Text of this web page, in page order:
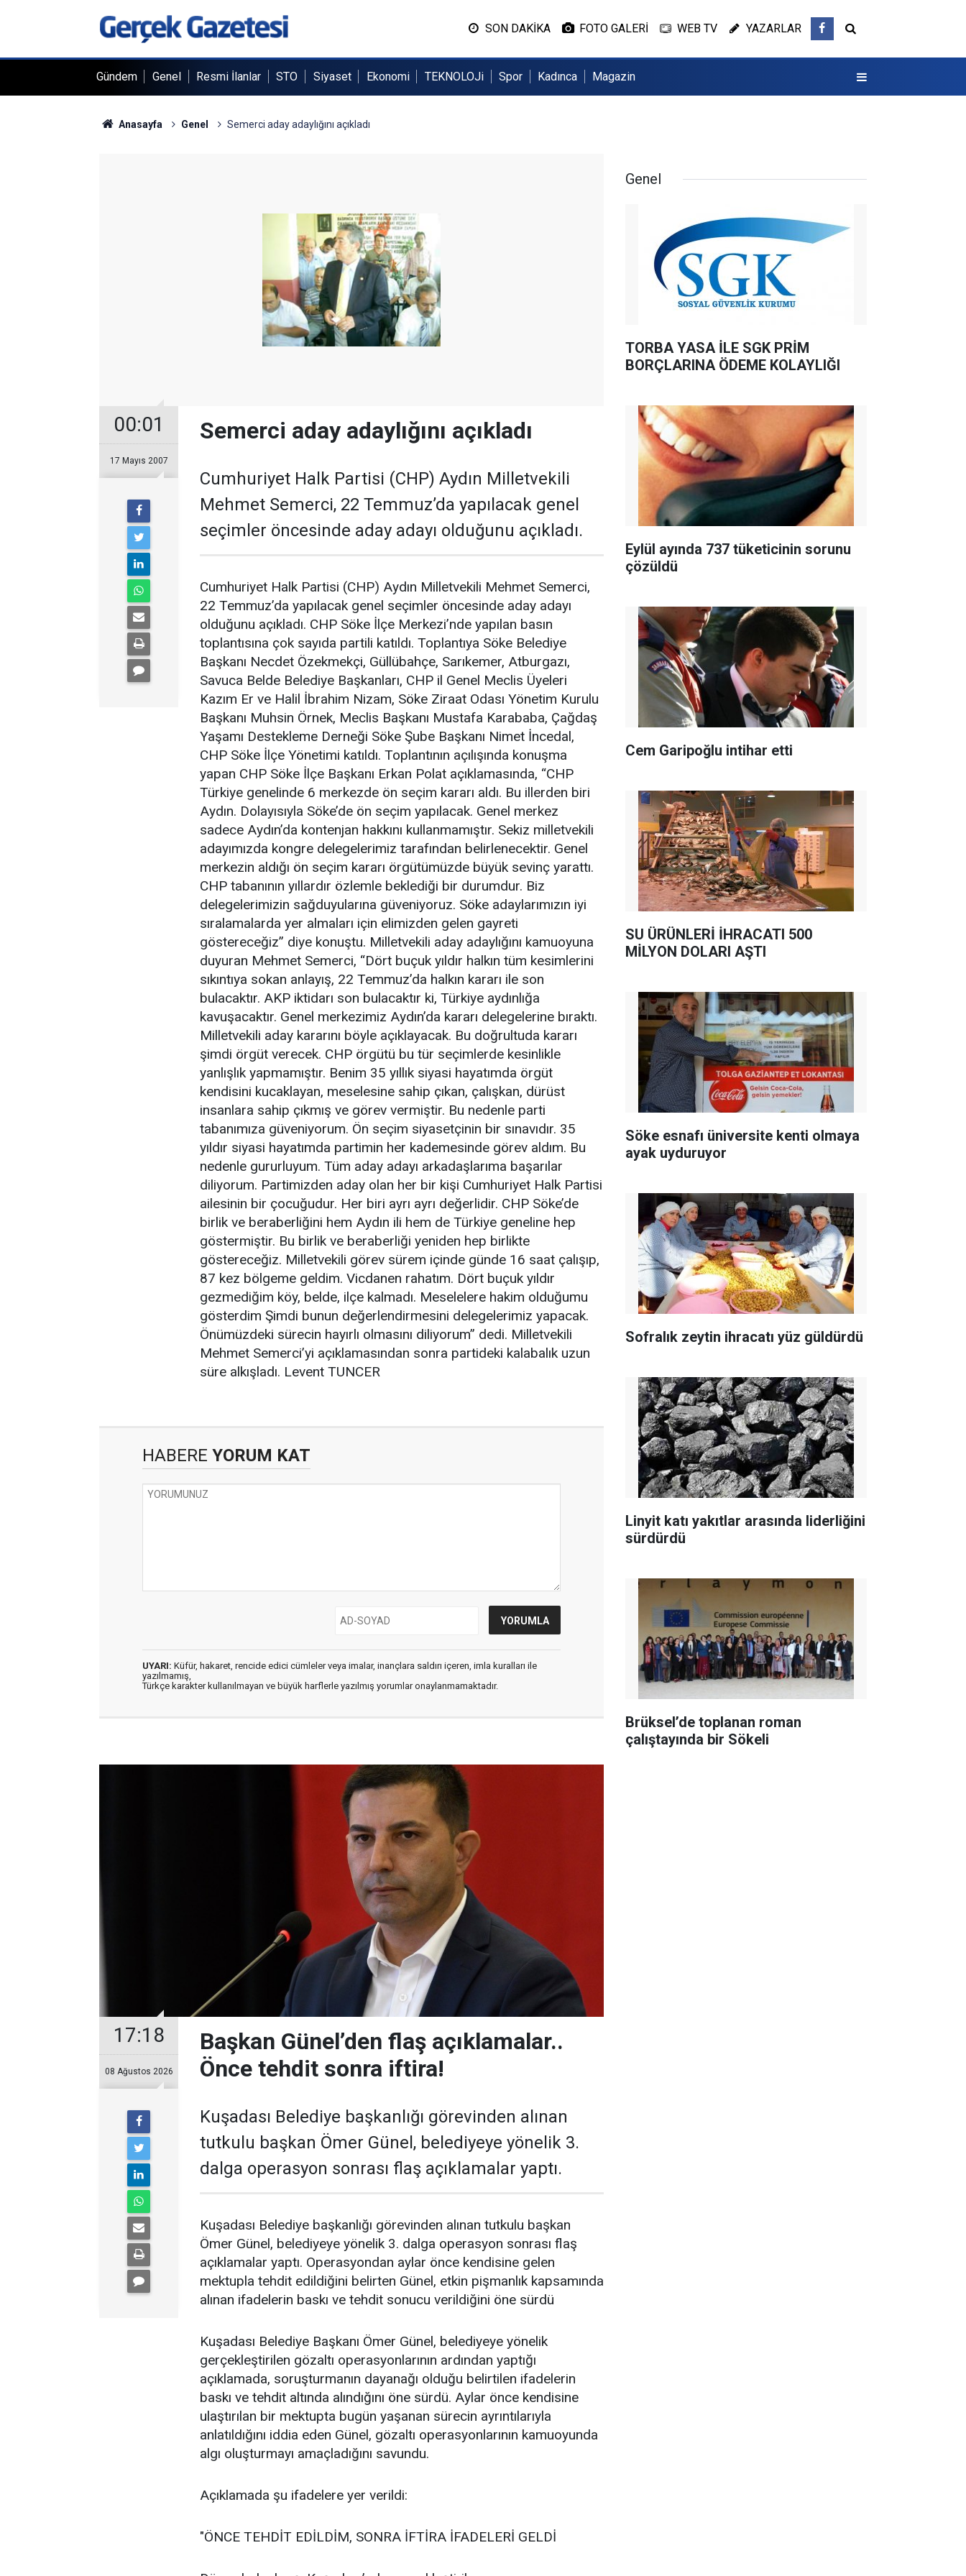
SON DAKİKA FOTO GALERİ WEB TV YAZARLAR
Gündem Genel Resmi İlanlar STO Siyaset Ekonomi TEKNOLOJi Spor Kadınca Magazin
Anasayfa Genel Semerci aday adaylığını açıkladı
00:01
17 Mayıs 2007
Semerci aday adaylığını açıkladı
Cumhuriyet Halk Partisi (CHP) Aydın Milletvekili
Mehmet Semerci, 22 Temmuz’da yapılacak genel
seçimler öncesinde aday adayı olduğunu açıkladı.
Cumhuriyet Halk Partisi (CHP) Aydın Milletvekili Mehmet Semerci,
22 Temmuz’da yapılacak genel seçimler öncesinde aday adayı
olduğunu açıkladı. CHP Söke İlçe Merkezi’nde yapılan basın
toplantısına çok sayıda partili katıldı. Toplantıya Söke Belediye
Başkanı Necdet Özekmekçi, Güllübahçe, Sarıkemer, Atburgazı,
Savuca Belde Belediye Başkanları, CHP il Genel Meclis Üyeleri
Kazım Er ve Halil İbrahim Nizam, Söke Ziraat Odası Yönetim Kurulu
Başkanı Muhsin Örnek, Meclis Başkanı Mustafa Karababa, Çağdaş
Yaşamı Destekleme Derneği Söke Şube Başkanı Nimet İncedal,
CHP Söke İlçe Yönetimi katıldı. Toplantının açılışında konuşma
yapan CHP Söke İlçe Başkanı Erkan Polat açıklamasında, “CHP
Türkiye genelinde 6 merkezde ön seçim kararı aldı. Bu illerden biri
Aydın. Dolayısıyla Söke’de ön seçim yapılacak. Genel merkez
sadece Aydın’da kontenjan hakkını kullanmamıştır. Sekiz milletvekili
adayımızda kongre delegelerimiz tarafından belirlenecektir. Genel
merkezin aldığı ön seçim kararı örgütümüzde büyük sevinç yarattı.
CHP tabanının yıllardır özlemle beklediği bir durumdur. Biz
delegelerimizin sağduyularına güveniyoruz. Söke adaylarımızın iyi
sıralamalarda yer almaları için elimizden gelen gayreti
göstereceğiz” diye konuştu. Milletvekili aday adaylığını kamuoyuna
duyuran Mehmet Semerci, “Dört buçuk yıldır halkın tüm kesimlerini
sıkıntıya sokan anlayış, 22 Temmuz’da halkın kararı ile son
bulacaktır. AKP iktidarı son bulacaktır ki, Türkiye aydınlığa
kavuşacaktır. Genel merkezimiz Aydın’da kararı delegelerine bıraktı.
Milletvekili aday kararını böyle açıklayacak. Bu doğrultuda kararı
şimdi örgüt verecek. CHP örgütü bu tür seçimlerde kesinlikle
yanlışlık yapmamıştır. Benim 35 yıllık siyasi hayatımda örgüt
kendisini kucaklayan, meselesine sahip çıkan, çalışkan, dürüst
insanlara sahip çıkmış ve görev vermiştir. Bu nedenle parti
tabanımıza güveniyorum. Ön seçim siyasetçinin bir sınavıdır. 35
yıldır siyasi hayatımda partimin her kademesinde görev aldım. Bu
nedenle gururluyum. Tüm aday adayı arkadaşlarıma başarılar
diliyorum. Partimizden aday olan her bir kişi Cumhuriyet Halk Partisi
ailesinin bir çocuğudur. Her biri ayrı ayrı değerlidir. CHP Söke’de
birlik ve beraberliğini hem Aydın ili hem de Türkiye geneline hep
göstermiştir. Bu birlik ve beraberliği yeniden hep birlikte
göstereceğiz. Milletvekili görev sürem içinde günde 16 saat çalışıp,
87 kez bölgeme geldim. Vicdanen rahatım. Dört buçuk yıldır
gezmediğim köy, belde, ilçe kalmadı. Meselelere hakim olduğumu
gösterdim Şimdi bunun değerlendirmesini delegelerimiz yapacak.
Önümüzdeki sürecin hayırlı olmasını diliyorum” dedi. Milletvekili
Mehmet Semerci’yi açıklamasından sonra partideki kalabalık uzun
süre alkışladı. Levent TUNCER
HABERE YORUM KAT
UYARI: Küfür, hakaret, rencide edici cümleler veya imalar, inançlara saldırı içeren, imla kuralları ile
yazılmamış,
Türkçe karakter kullanılmayan ve büyük harflerle yazılmış yorumlar onaylanmamaktadır.
17:18
08 Ağustos 2026
Başkan Günel’den flaş açıklamalar..
Önce tehdit sonra iftira!
Kuşadası Belediye başkanlığı görevinden alınan
tutkulu başkan Ömer Günel, belediyeye yönelik 3.
dalga operasyon sonrası flaş açıklamalar yaptı.
Kuşadası Belediye başkanlığı görevinden alınan tutkulu başkan
Ömer Günel, belediyeye yönelik 3. dalga operasyon sonrası flaş
açıklamalar yaptı. Operasyondan aylar önce kendisine gelen
mektupla tehdit edildiğini belirten Günel, etkin pişmanlık kapsamında
alınan ifadelerin baskı ve tehdit sonucu verildiğini öne sürdü
Kuşadası Belediye Başkanı Ömer Günel, belediyeye yönelik
gerçekleştirilen gözaltı operasyonlarının ardından yaptığı
açıklamada, soruşturmanın dayanağı olduğu belirtilen ifadelerin
baskı ve tehdit altında alındığını öne sürdü. Aylar önce kendisine
ulaştırılan bir mektupta bugün yaşanan sürecin ayrıntılarıyla
anlatıldığını iddia eden Günel, gözaltı operasyonlarının kamuoyunda
algı oluşturmayı amaçladığını savundu.
Açıklamada şu ifadelere yer verildi:
"ÖNCE TEHDİT EDİLDİM, SONRA İFTİRA İFADELERİ GELDİ
Genel
TORBA YASA İLE SGK PRİM
BORÇLARINA ÖDEME KOLAYLIĞI
Eylül ayında 737 tüketicinin sorunu
çözüldü
Cem Garipoğlu intihar etti
SU ÜRÜNLERİ İHRACATI 500
MİLYON DOLARI AŞTI
Söke esnafı üniversite kenti olmaya
ayak uyduruyor
Sofralık zeytin ihracatı yüz güldürdü
Linyit katı yakıtlar arasında liderliğini
sürdürdü
Brüksel’de toplanan roman
çalıştayında bir Sökeli